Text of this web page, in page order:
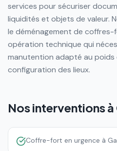
services pour sécuriser
liquidités et objets de valeur.
le déménagement de
opération technique qui
manutention adapté au poids
configuration des lieux.
Nos interventions à
Coffre-fort en urgence à